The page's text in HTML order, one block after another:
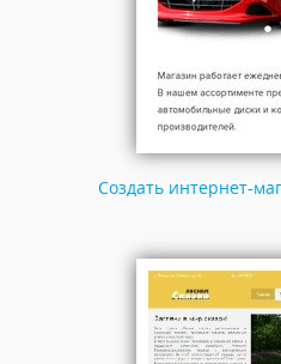
Создать интернет-